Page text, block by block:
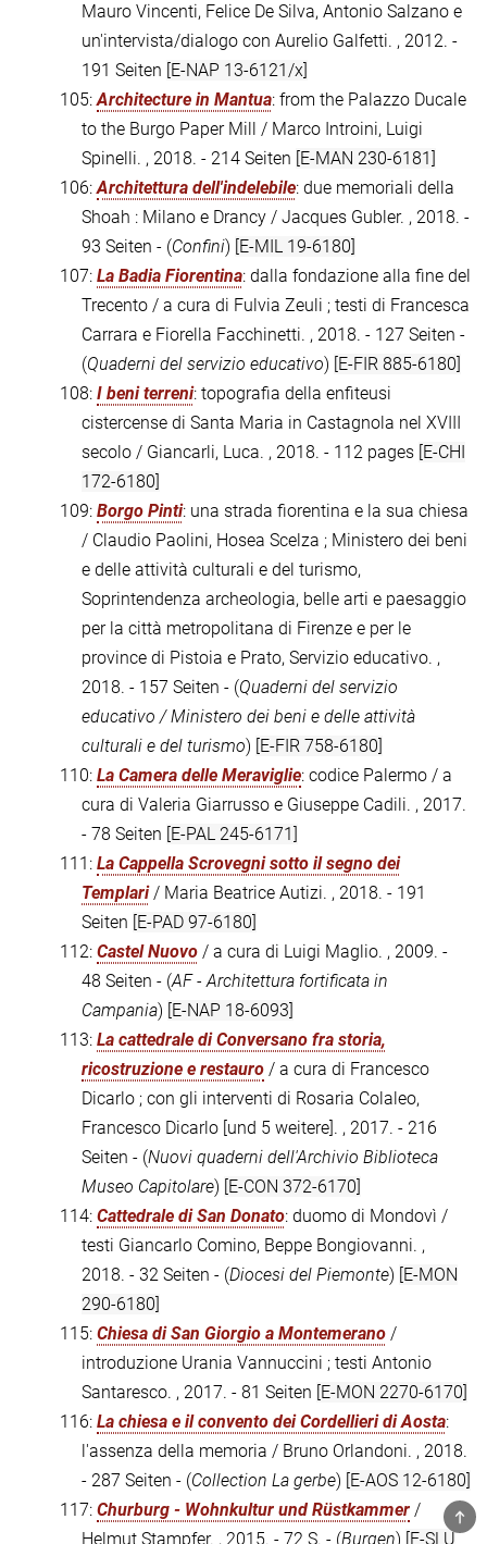
Mauro Vincenti, Felice De Silva, Antonio Salzano e
un'intervista/dialogo con Aurelio Galfetti. , 2012. -
191 Seiten [E-NAP 13-6121/x]
105:Architecture in Mantua: from the Palazzo Ducale
to the Burgo Paper Mill / Marco Introini, Luigi
Spinelli. , 2018. - 214 Seiten [E-MAN 230-6181]
106:Architettura dell'indelebile: due memoriali della
Shoah : Milano e Drancy / Jacques Gubler. , 2018. -
93 Seiten - (Confini) [E-MIL 19-6180]
107: La Badia Fiorentina: dalla fondazione alla fine del
Trecento / a cura di Fulvia Zeuli ; testi di Francesca
Carrara e Fiorella Facchinetti. , 2018. - 127 Seiten -
(Quaderni del servizio educativo) [E-FIR 885-6180]
108: I beni terreni: topografia della enfiteusi
cistercense di Santa Maria in Castagnola nel XVIII
secolo / Giancarli, Luca. , 2018. - 112 pages [E-CHI
172-6180]
109: Borgo Pinti: una strada fiorentina e la sua chiesa
/ Claudio Paolini, Hosea Scelza ; Ministero dei beni
e delle attività culturali e del turismo,
Soprintendenza archeologia, belle arti e paesaggio
per la città metropolitana di Firenze e per le
province di Pistoia e Prato, Servizio educativo. ,
2018. - 157 Seiten - (Quaderni del servizio
educativo / Ministero dei beni e delle attività
culturali e del turismo) [E-FIR 758-6180]
110: La Camera delle Meraviglie: codice Palermo / a
cura di Valeria Giarrusso e Giuseppe Cadili. , 2017.
- 78 Seiten [E-PAL 245-6171]
111: La Cappella Scrovegni sotto il segno dei
Templari/ Maria Beatrice Autizi. , 2018. - 191
Seiten [E-PAD 97-6180]
112: Castel Nuovo / a cura di Luigi Maglio. , 2009. -
48 Seiten - (AF - Architettura fortificata in
Campania) [E-NAP 18-6093]
113: La cattedrale di Conversano fra storia,
ricostruzione e restauro / a cura di Francesco
Dicarlo ; con gli interventi di Rosaria Colaleo,
Francesco Dicarlo [und 5 weitere]. , 2017. - 216
Seiten - (Nuovi quaderni dell'Archivio Biblioteca
Museo Capitolare) [E-CON 372-6170]
114: Cattedrale di San Donato: duomo di Mondovì /
testi Giancarlo Comino, Beppe Bongiovanni. ,
2018. - 32 Seiten - (Diocesi del Piemonte) [E-MON
290-6180]
115: Chiesa di San Giorgio a Montemerano /
introduzione Urania Vannuccini ; testi Antonio
Santaresco. , 2017. - 81 Seiten [E-MON 2270-6170]
116: La chiesa e il convento dei Cordellieri di Aosta:
l'assenza della memoria / Bruno Orlandoni. , 2018.
- 287 Seiten - (Collection La gerbe) [E-AOS 12-6180]
117: Churburg - Wohnkultur und Rüstkammer /
Helmut Stampfer. , 2015. - 72 S. - (Burgen) [E-SLU
TOP